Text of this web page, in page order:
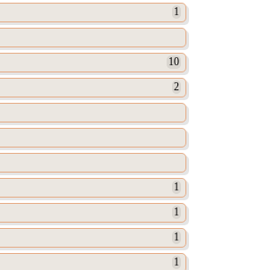
1
10
2
1
1
1
1